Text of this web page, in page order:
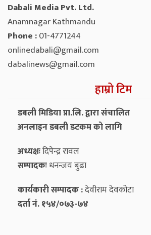
Dabali Media Pvt. Ltd.
Anamnagar Kathmandu
Phone :01-4771244
onlinedabali@gmail.com
dabalinews@gmail.com
हाम्रो टिम
डबली मिडिया प्रा.लि. द्वारा संचालित
अनलाइन डबली डटकम को लागि
अध्यक्षःदिपेन्द्र रावल
सम्पादकःधनन्‍जय बुढा
कार्यकारी सम्पादक :देवीराम देवकोटा
दर्ता नं. १५४/०७३-७४